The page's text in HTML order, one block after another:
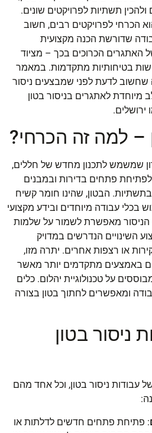
תשתיות לפרויקטים שונים.
הכרחי לפרויקטים רבים, חשוב
שדורשת הכנה מקצועית
האתגרים הכרוכים בכך – מציוד
בטיחותיות מתקדמות. במאמר
לדעת לפני שמבצעים ניסור
מיוחדת לאתגרים בניסור בטון
ירושלים.
– למה זה הכרחי?
שמשמש לתכנון מחדש של חללים,
פתחים בדירות ובמבנים
הבטון, שהינו חומר קשיח
בכלי עבודה מיוחדים ובידע מקצועי
מאפשרת לשמור על שלמות
השינויים הנדרשים במדויק
או רצפות אחרים. יתרה מזו,
באמצעים מתקדמים יותר מאשר
על טכנולוגיית יהלום. כלים
ומאפשרים לחתוך בטון בצורה
ניסור בטון
עבודות ניסור בטון, וכל אחד מהם
: פתיחת פתחים חדשים לדלתות או